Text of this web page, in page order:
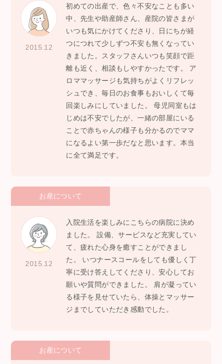
2015.12
初めての出産で、色々不安なことも多い
中、先生や助産師さん、産院の皆さまが
いつも気にかけてくださり、日にちが経
つにつれて少しずつ不安も無くなってい
きました。スタッフさんいつも笑顔で距
離も近く、相談もしやすかったです。 ア
ロママッサージも気持ちがよくリフレッ
シュでき、毎日のお食事もおいしくて毎
回楽しみにしていました。 母児同室もは
じめは不安でしたが、一緒の部屋にいる
ことで赤ちゃんの様子も分かるのでママ
になるよい第一歩だなと思います。本当
に全て満足です。
お産について
2015.12
入院生活を楽しみにこちらの病院に決め
ました。 設備、サービスなど充実してい
て、疲れた心身を癒すことができまし
た。 いつナースコールをしても優しく丁
寧に受け答えしてくださり、安心してお
願いや質問ができました。 肩が凝ってい
る様子を見せていたら、体操とマッサー
ジまでしていただき感動でした。
お産について